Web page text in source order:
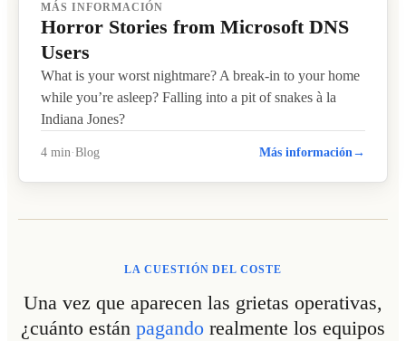
MÁS INFORMACIÓN
Horror Stories from Microsoft DNS
Users
What is your worst nightmare? A break-in to your home
while you’re asleep? Falling into a pit of snakes à la
Indiana Jones?
4 min·Blog Más información→
LA CUESTIÓN DEL COSTE
Una vez que aparecen las grietas operativas,
¿cuánto están pagando realmente los equipos